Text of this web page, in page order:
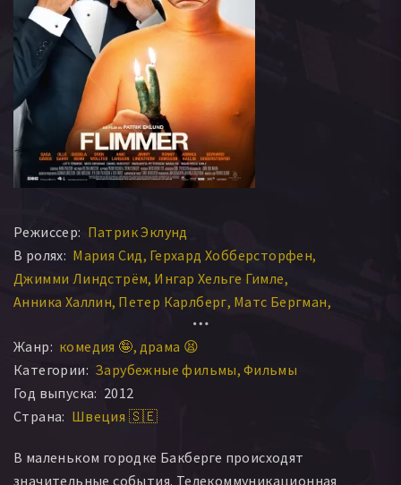
Режиссер: Патрик Эклунд
В ролях: Мария Сид Герхард Хобберсторфен
Джимми Линдстрём Ингар Хельге Гимле
Анника Халлин Петер Карлберг Матс Бергман
Кьель Бергквист
Олле Сарри Якоб Норденсон
Сиселла Бенн Svante Grundberg Daniel Rudstedt
Анки Ларссон Свен Воллтер
Камилла Ларссон Filip Tallhamn
Saga Eserstam Грегер Оттоссон Ронни Эрикссон
Жанр: комедия 🤪 драма 😫
Категории: Зарубежные фильмы Фильмы
Год выпуска: 2012
Страна: Швеция 🇸🇪
В маленьком городке Бакберге происходят
значительные события. Телекоммуникационная